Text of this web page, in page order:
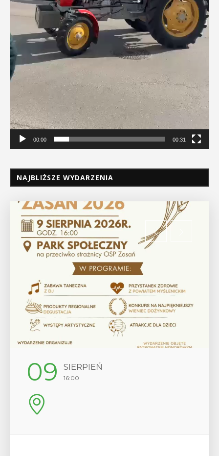
00:00 00:31
NAJBLIŻSZE WYDARZENIA
12 SIERPIEŃ
17:00